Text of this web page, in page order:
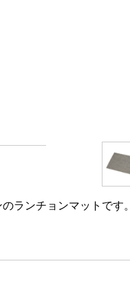
ランチョンマットです。